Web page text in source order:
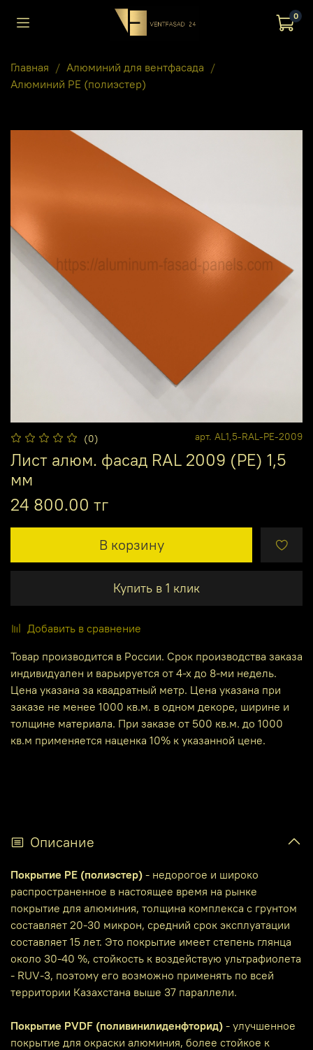
0
Главная
Алюминий для вентфасада
Алюминий PE (полиэстер)
(0) арт. AL1,5-RAL-PE-2009
Лист алюм. фасад RAL 2009 (PE) 1,5
мм
24 800.00 тг
В корзину
Купить в 1 клик
Добавить в сравнение
Товар производится в России. Срок производства заказа
индивидуален и варьируется от 4-х до 8-ми недель.
Цена указана за квадратный метр. Цена указана при
заказе не менее 1000 кв.м. в одном декоре, ширине и
толщине материала. При заказе от 500 кв.м. до 1000
кв.м применяется наценка 10% к указанной цене.
Описание
Покрытие PE (полиэстер) - недорогое и широко
распространенное в настоящее время на рынке
покрытие для алюминия, толщина комплекса с грунтом
составляет 20-30 микрон, средний срок эксплуатации
составляет 15 лет. Это покрытие имеет степень глянца
около 30-40 %, стойкость к воздействую ультрафиолета
- RUV-3, поэтому его возможно применять по всей
территории Казахстана выше 37 параллели.
Покрытие PVDF (поливинилиденфторид) - улучшенное
покрытие для окраски алюминия, более стойкое к